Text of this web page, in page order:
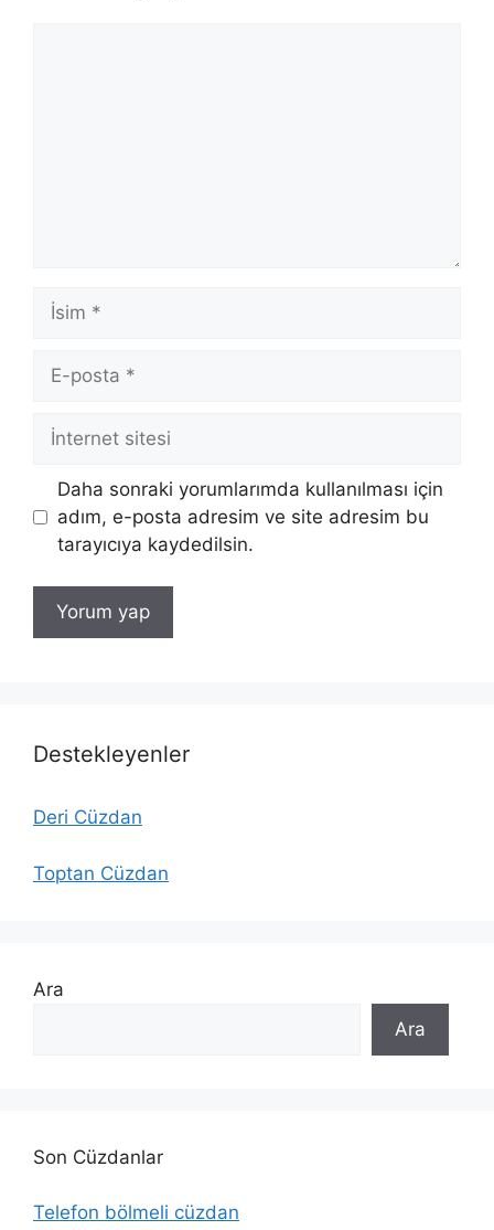
İsim
posta
İnternet
sitesi
Daha sonraki yorumlarımda kullanılması için
adım, e-posta adresim ve site adresim bu
tarayıcıya kaydedilsin.
Destekleyenler
Deri Cüzdan
Toptan Cüzdan
Ara
Ara
Son Cüzdanlar
Telefon bölmeli cüzdan